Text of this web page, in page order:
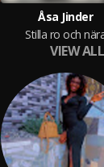
Åsa Jinder
Stilla ro och
VIEW ALL